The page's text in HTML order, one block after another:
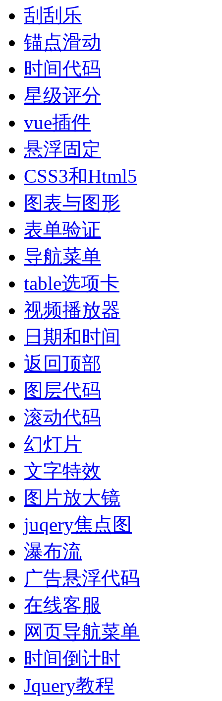
刮刮乐
锚点滑动
时间代码
星级评分
vue插件
悬浮固定
CSS3和Html5
图表与图形
表单验证
导航菜单
table选项卡
视频播放器
日期和时间
返回顶部
图层代码
滚动代码
幻灯片
文字特效
图片放大镜
juqery焦点图
瀑布流
广告悬浮代码
在线客服
网页导航菜单
时间倒计时
Jquery教程